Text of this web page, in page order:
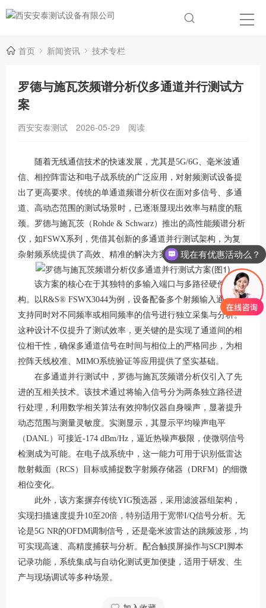
首页 新闻资讯 技术专栏
罗德与施瓦茨频谱分析仪多通道并行测试方
案
西安安泰测试 2026-05-29 阅读
随着无线通信技术的快速发展，尤其是5G/6G、毫米波通
信、相控阵雷达和电子战系统的广泛应用，对射频测试设备提
出了更高要求。传统的单通道频谱分析仪在面对多信号、多通
道、高动态范围的测试场景时，已逐渐显现出效率与精度的瓶
颈。罗德与施瓦茨（Rohde & Schwarz）推出的高性能频谱分析
仪，如FSWX系列，凭借其创新的多通道并行测试架构，为复
杂射频系统提供了高效、精准的解决方案。
该方案的核心在于其独特的多输入端口与多路径硬件架
构。以R&S® FSWX3044为例，设备配备多个射频输入通道，
支持同时对不同频率或相同频率的信号进行独立采集与分析。
这种设计不仅提升了测试效率，更关键的是实现了通道间的相
位相干性，确保多通道信号在时间与相位上的严格同步，为相
控阵天线校准、MIMO系统验证等应用提供了坚实基础。
在多通道并行测试中，罗德与施瓦茨频谱分析仪引入了先
进的互相关技术。该技术通过将输入信号分为两条独立路径进
行处理，利用数学相关算法有效抑制仪器自身噪声，显著提升
动态范围与测量灵敏度。实测显示，其显示平均噪声电平
（DANL）可接近-174 dBm/Hz，逼近热噪声极限，使微弱信号
检测成为可能。在电子战系统中，这一能力可用于识别低雷达
散射截面（RCS）目标或捕捉数字射频存储器（DRFM）的细微
相位变化。
此外，该方案摒弃传统YIG预选器，采用滤波器组架构，
实现扫描速度提升10至20倍，特别适用于宽带I/Q信号分析。无
论是5G NR的OFDM调制信号，还是毫米波雷达的跳频波形，均
可实现高速、高精度捕获与分析。配合触摸屏操作与SCPI脚本
记录功能，系统集成与自动化测试更加便捷，适用于研发、生
产与现场调试等多种场景。
现在有优惠活动么？